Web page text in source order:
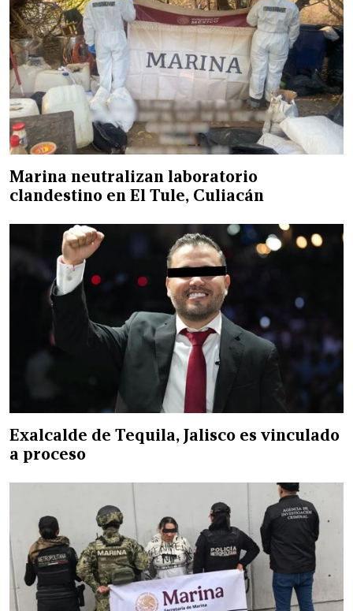
Marina neutralizan laboratorio
clandestino en El Tule, Culiacán
Exalcalde de Tequila, Jalisco es vinculado
a proceso